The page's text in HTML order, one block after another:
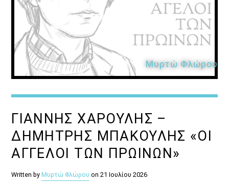
Μυρτώ Φλώρου
ΓΙΑΝΝΗΣ ΧΑΡΟΥΛΗΣ –
ΔΗΜΗΤΡΗΣ ΜΠΑΚΟΥΛΗΣ «ΟΙ
ΑΓΓΕΛΟΙ ΤΩΝ ΠΡΩΙΝΩΝ»
Written byΜυρτώ Φλώρου on 21 Ιουλίου 2026